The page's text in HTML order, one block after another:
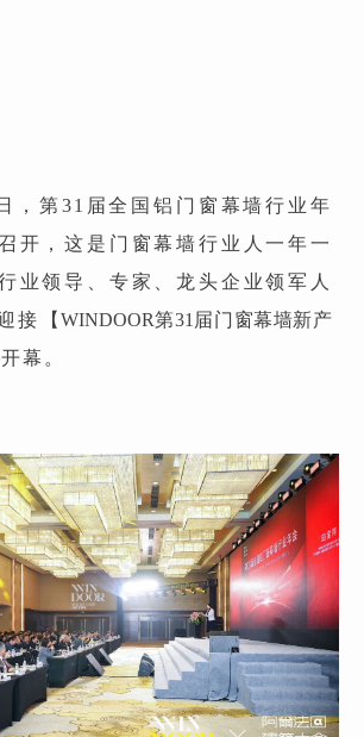
，第31届全国铝门窗幕墙行业年
开，这是门窗幕墙行业人一年一
业领导、专家、龙头企业领军人
接
【WINDOOR第31届门窗幕墙新产
幕。